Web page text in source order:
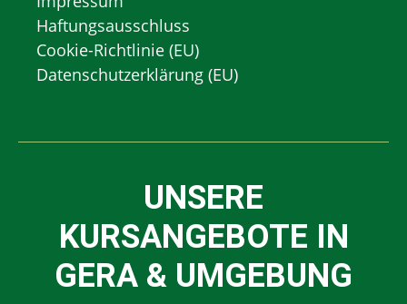
Haftungsausschluss
Cookie-Richtlinie (EU)
Datenschutzerklärung (EU)
UNSERE
KURSANGEBOTE IN
GERA & UMGEBUNG